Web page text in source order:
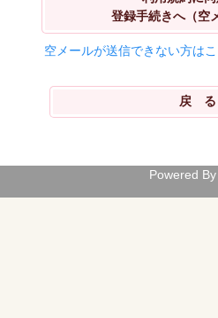
登録手続きへ（空
空メールが送信できない方は
Powered